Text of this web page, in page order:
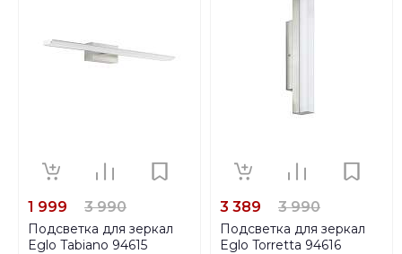
1 999 3 990
Подсветка для зеркал
Eglo Tabiano 94615
3 389 3 990
Подсветка для зеркал
Eglo Torretta 94616